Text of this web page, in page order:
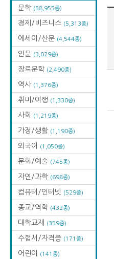
문학 (58,955종)
경제/비즈니스 (5,313종)
에세이/산문 (4,544종)
인문 (3,029종)
장르문학 (2,490종)
역사 (1,376종)
취미/여행 (1,330종)
사회 (1,219종)
가정/생활 (1,190종)
외국어 (1,050종)
문화/예술 (745종)
자연/과학 (698종)
컴퓨터/인터넷 (529종)
종교/역학 (432종)
대학교재 (359종)
수험서/자격증 (171종)
어린이 (141종)